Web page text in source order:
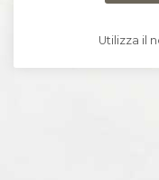
Utilizza il